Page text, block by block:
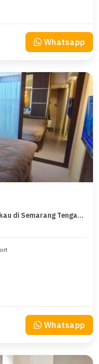
Whatsapp
Segera Disewakan Harga Terjangkau di Semarang Tengah, Semarang
Whatsapp